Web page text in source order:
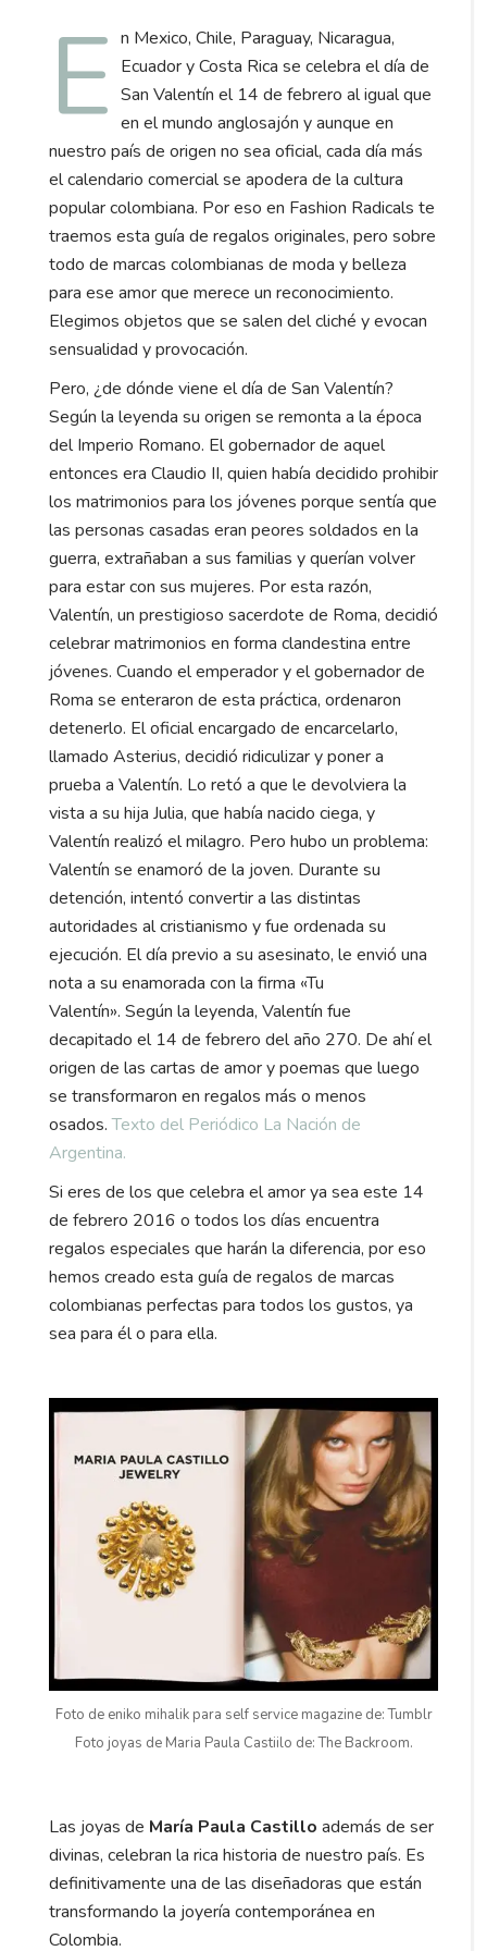
E n Mexico, Chile, Paraguay, Nicaragua,
Ecuador y Costa Rica se celebra el día de
San Valentín el 14 de febrero al igual que
en el mundo anglosajón y aunque en
nuestro país de origen no sea oficial, cada día más
el calendario comercial se apodera de la cultura
popular colombiana. Por eso en Fashion Radicals te
traemos esta guía de regalos originales, pero sobre
todo de marcas colombianas de moda y belleza
para ese amor que merece un reconocimiento.
Elegimos objetos que se salen del cliché y evocan
sensualidad y provocación.
Pero, ¿de dónde viene el día de San Valentín?
Según la leyenda su origen se remonta a la época
del Imperio Romano. El gobernador de aquel
entonces era Claudio II, quien había decidido prohibir
los matrimonios para los jóvenes porque sentía que
las personas casadas eran peores soldados en la
guerra, extrañaban a sus familias y querían volver
para estar con sus mujeres. Por esta razón,
Valentín, un prestigioso sacerdote de Roma, decidió
celebrar matrimonios en forma clandestina entre
jóvenes. Cuando el emperador y el gobernador de
Roma se enteraron de esta práctica, ordenaron
detenerlo. El oficial encargado de encarcelarlo,
llamado Asterius, decidió ridiculizar y poner a
prueba a Valentín. Lo retó a que le devolviera la
vista a su hija Julia, que había nacido ciega, y
Valentín realizó el milagro. Pero hubo un problema:
Valentín se enamoró de la joven. Durante su
detención, intentó convertir a las distintas
autoridades al cristianismo y fue ordenada su
ejecución. El día previo a su asesinato, le envió una
nota a su enamorada con la firma «Tu
Valentín». Según la leyenda, Valentín fue
decapitado el 14 de febrero del año 270. De ahí el
origen de las cartas de amor y poemas que luego
se transformaron en regalos más o menos
osados.Texto del Periódico La Nación de
Argentina.
Si eres de los que celebra el amor ya sea este 14
de febrero 2016 o todos los días encuentra
regalos especiales que harán la diferencia, por eso
hemos creado esta guía de regalos de marcas
colombianas perfectas para todos los gustos, ya
sea para él o para ella.
Foto de eniko mihalik para self service magazine de: Tumblr
Foto joyas de Maria Paula Castiilo de: The Backroom.
Las joyas de María Paula Castillo además de ser
divinas, celebran la rica historia de nuestro país. Es
definitivamente una de las diseñadoras que están
transformando la joyería contemporánea en
Colombia.